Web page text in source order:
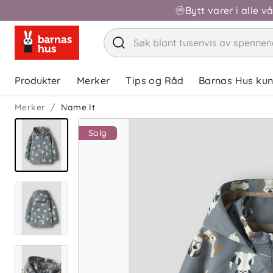
Bytt varer i alle
Produkter Merker Tips og Råd Barnas Hus
Merker Name It
Salg